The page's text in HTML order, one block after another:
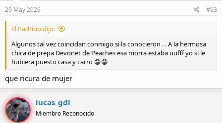
20 May 2026 #63
El Padrino dijo:
Algunos tal vez coincidan conmigo si la conocieron . . A la hermosa
chica de prepa Devonet de Peaches esa morra estaba uufff yo si le
hubiera puesto casa y carro 😁😁
que ricura de mujer
lucas_gdl
Miembro Reconocido